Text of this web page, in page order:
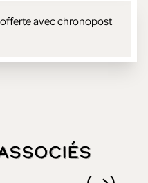
avec chronopost